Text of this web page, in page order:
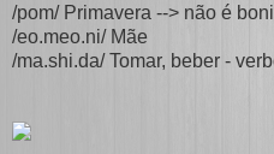
/pom/ Primavera --> não é
/eo.meo.ni/ Mãe
/ma.shi.da/ Tomar, beber -